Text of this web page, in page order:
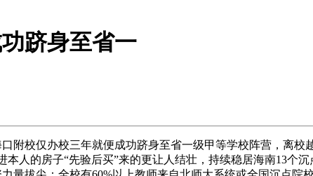
跻身至省一
校仅办校三年就便成功跻身至省一级甲等学校阵营，离校
人的房子“先验后买”来的更让人结壮，持续稳居海南13个